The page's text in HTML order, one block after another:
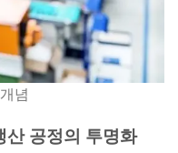
념
산 공정의 투명화